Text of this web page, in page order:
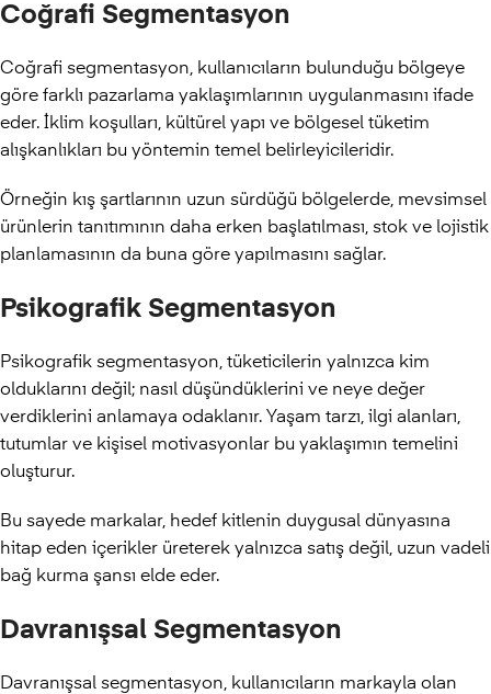
Coğrafi Segmentasyon
Coğrafi segmentasyon, kullanıcıların bulunduğu bölgeye
göre farklı pazarlama yaklaşımlarının uygulanmasını ifade
eder. İklim koşulları, kültürel yapı ve bölgesel tüketim
alışkanlıkları bu yöntemin temel belirleyicileridir.
Örneğin kış şartlarının uzun sürdüğü bölgelerde, mevsimsel
ürünlerin tanıtımının daha erken başlatılması, stok ve lojistik
planlamasının da buna göre yapılmasını sağlar.
Psikografik Segmentasyon
Psikografik segmentasyon, tüketicilerin yalnızca kim
olduklarını değil; nasıl düşündüklerini ve neye değer
verdiklerini anlamaya odaklanır. Yaşam tarzı, ilgi alanları,
tutumlar ve kişisel motivasyonlar bu yaklaşımın temelini
oluşturur.
Bu sayede markalar, hedef kitlenin duygusal dünyasına
hitap eden içerikler üreterek yalnızca satış değil, uzun vadeli
bağ kurma şansı elde eder.
Davranışsal Segmentasyon
Davranışsal segmentasyon, kullanıcıların markayla olan